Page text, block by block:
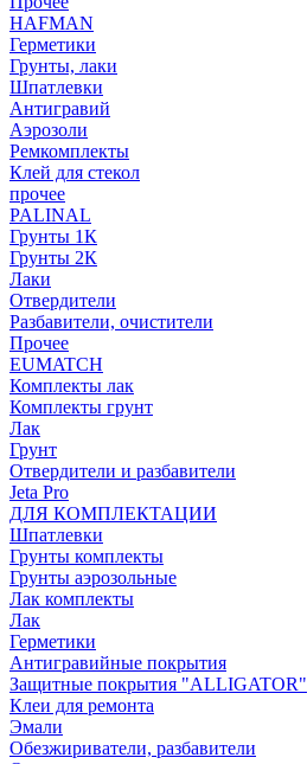
HAFMAN
Герметики
Грунты, лаки
Шпатлевки
Антигравий
Аэрозоли
Ремкомплекты
Клей для стекол
прочее
PALINAL
Грунты 1К
Грунты 2К
Лаки
Отвердители
Разбавители, очистители
Прочее
EUMATCH
Комплекты лак
Комплекты грунт
Лак
Грунт
Отвердители и разбавители
Jeta Pro
ДЛЯ КОМПЛЕКТАЦИИ
Шпатлевки
Грунты комплекты
Грунты аэрозольные
Лак комплекты
Лак
Герметики
Антигравийные покрытия
Защитные покрытия "ALLIGATOR"
Клеи для ремонта
Эмали
Обезжириватели, разбавители